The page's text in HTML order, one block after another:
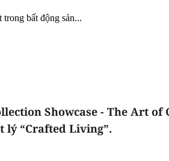
bất động sản...
Showcase - The Art of
lý “Crafted Living”.